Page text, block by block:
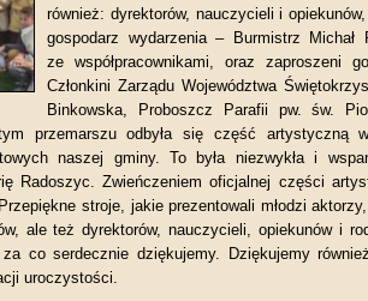
również: dyrektorów, nauczycieli i
gospodarz wydarzenia – Burmistrz Michał
ze współpracownikami, oraz zaproszeni
Członkini Zarządu Województwa
Binkowska, Proboszcz Parafii pw. św.
przemarszuodbyła się część artystyczną
naszej gminy. To była niezwykła i
Radoszyc. Zwieńczeniem oficjalnej części
stroje, jakie prezentowali młodzi
ale też dyrektorów, nauczycieli, opiekunów i
co serdecznie dziękujemy. Dziękujemy
uroczystości.